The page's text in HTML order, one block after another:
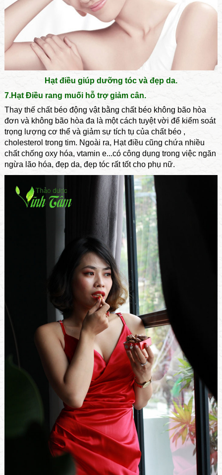
Hạt điều giúp dưỡng tóc và đẹp da.
7.Hạt Điều rang muối hỗ trợ giảm cân.
Thay thế chất béo động vật bằng chất béo không bão hòa
đơn và không bão hòa đa là một cách tuyệt vời để kiểm soát
trọng lượng cơ thể và giảm sự tích tụ của chất béo ,
cholesterol trong tim. Ngoài ra, Hạt điều cũng chứa nhiều
chất chống oxy hóa, vtamin e...có công dụng trong việc ngăn
ngừa lão hóa, đẹp da, đẹp tóc rất tốt cho phụ nữ.